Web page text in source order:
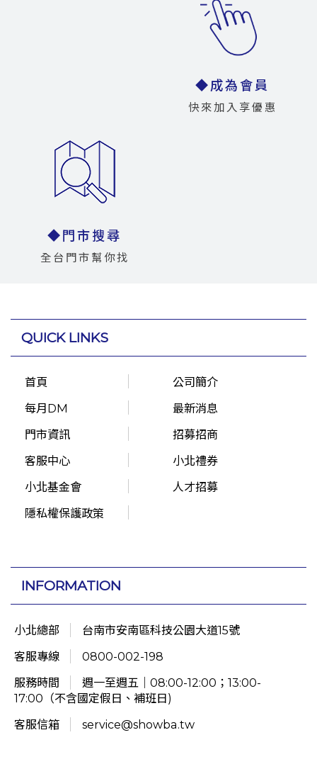
◆成為會員
快來加入享優惠
◆門市搜尋
全台門市幫你找
QUICK LINKS
首頁
公司簡介
每月DM
最新消息
門市資訊
招募招商
客服中心
小北禮券
小北基金會
人才招募
隱私權保護政策
INFORMATION
小北總部
台南市安南區科技公園大道15號
客服專線
0800-002-198
服務時間
週一至週五｜08:00-12:00；13:00-
17:00（不含國定假日、補班日)
客服信箱
service@showba.tw